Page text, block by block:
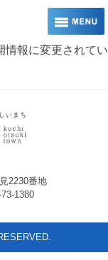
情報に変更されてい
2230番地
1380